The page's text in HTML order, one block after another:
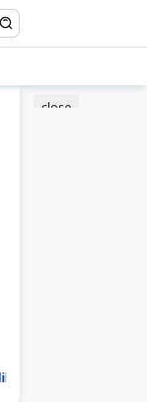
close
(a Kalbe Company)